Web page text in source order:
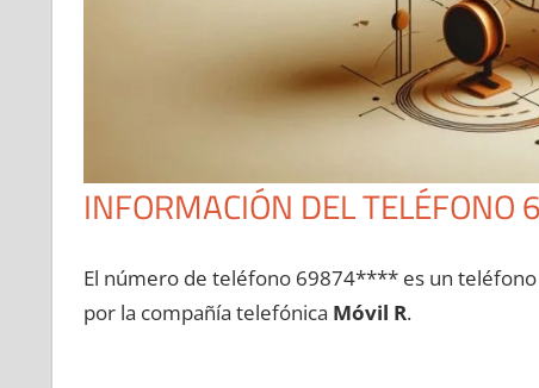
INFORMACIÓN DEL
El número dе teléfono 69874**** es un
pοr la compañía telefónica Móvil R.